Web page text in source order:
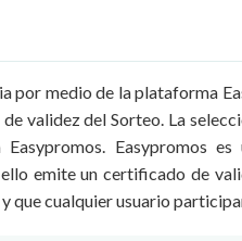
por medio de la plataforma
validez del Sorteo. La
Easypromos
emite un certificado de
que cualquier usuario